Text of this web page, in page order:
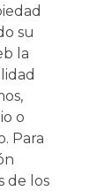
su
la
o
Para
de los